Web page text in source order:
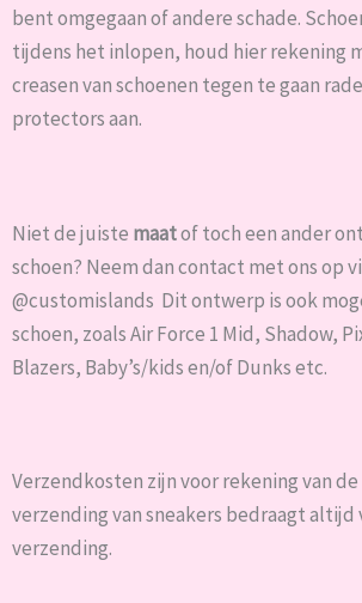
bent omgegaan of andere schade.
tijdens het inlopen, houd hier rekening
creasen van schoenen tegen te gaan
protectors aan.
Niet de juiste maatof toch een ander
schoen? Neem dan contact met ons op
@customislands Dit ontwerp is ook
schoen, zoals Air Force 1 Mid, Shadow,
Blazers, Baby’s/kids en/of Dunks etc.
Verzendkosten zijn voor rekening van
verzending van sneakers bedraagt altijd
verzending.